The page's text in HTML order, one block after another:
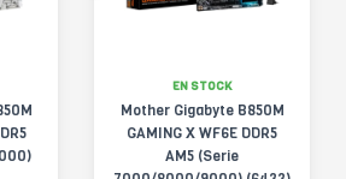
EN STOCK
Mother Gigabyte B850M
GAMING X WF6E DDR5
AM5 (Serie